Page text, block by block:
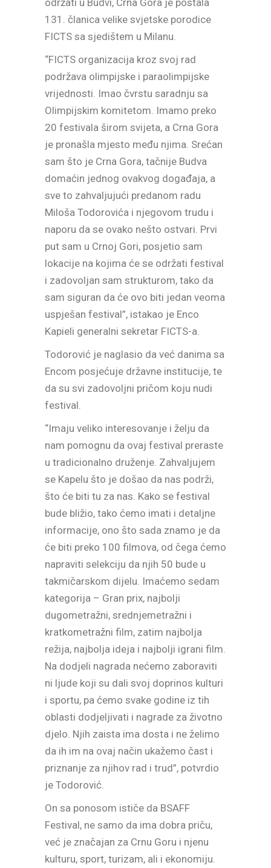
131. članica velike svjetske porodice
FICTS sa sjedištem u Milanu.
“FICTS organizacija kroz svoj rad
podržava olimpijske i paraolimpijske
vrijednosti. Imao čvrstu saradnju sa
Olimpijskim komitetom. Imamo preko
20 festivala širom svijeta, a Crna Gora
je pronašla mjesto među njima. Srećan
sam što je Crna Gora, tačnije Budva
domaćin jednog ovakvog događaja, a
sve to zahvaljujući predanom radu
Miloša Todorovića i njegovom trudu i
naporu da se ovako nešto ostvari. Prvi
put sam u Crnoj Gori, posjetio sam
lokacije na kojima će se održati festival
i zadovoljan sam strukturom, tako da
sam siguran da će ovo biti jedan veoma
uspješan festival”, istakao je Enco
Kapieli generalni sekretar FICTS-a.
Todorović je naglasio da već danima sa
Encom posjećuje državne institucije, te
da su svi zadovoljni pričom koju nudi
festival.
“Imaju veliko interesovanje i želju da
nam pomognu da ovaj festival preraste
u tradicionalno druženje. Zahvaljujem
se Kapelu što je došao da nas podrži,
što će biti tu za nas. Kako se festival
bude bližio, tako ćemo imati i detaljne
informacije, ono što sada znamo je da
će biti preko 100 filmova, od čega ćemo
napraviti selekciju da njih 50 bude u
takmičarskom dijelu. Imaćemo sedam
kategorija – Gran prix, najbolji
dugometražni, srednjemetražni i
kratkometražni film, zatim najbolja
režija, najbolja ideja i najbolji igrani film.
Na dodjeli nagrada nećemo zaboraviti
ni ljude koji su dali svoj doprinos kulturi
i sportu, pa ćemo svake godine iz tih
oblasti dodjeljivati i nagrade za životno
djelo. Njih zaista ima dosta i ne želimo
da ih im na ovaj način ukažemo čast i
priznanje za njihov rad i trud”, potvrdio
je Todorović.
On sa ponosom ističe da BSAFF
Festival, ne samo da ima dobra priču,
već je značajan za Crnu Goru i njenu
kulturu, sport, turizam, ali i ekonomiju.